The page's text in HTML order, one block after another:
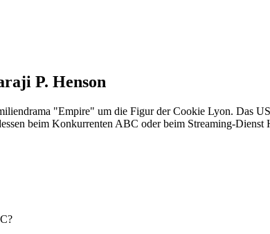
P. Henson
"Empire" um die Figur der Cookie Lyon. Das
beim Konkurrenten ABC oder beim Streaming-Dienst